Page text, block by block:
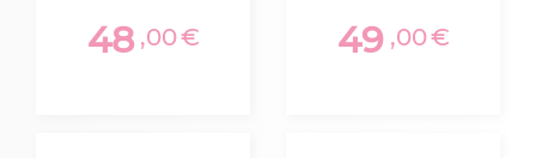
48 ,00€ 49 ,00€